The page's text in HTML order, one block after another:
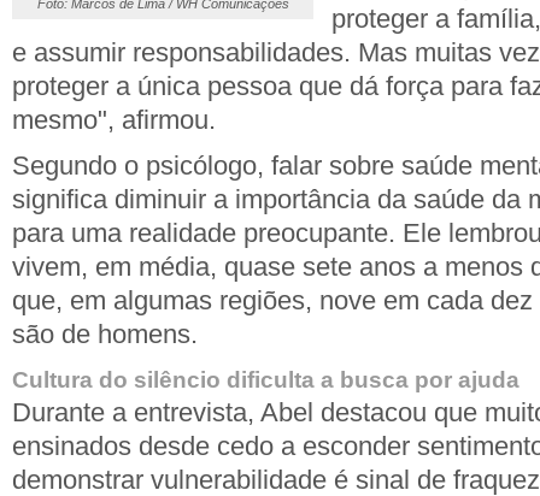
Foto: Marcos de Lima / WH Comunicações
proteger a
e assumir responsabilidades. Mas muitas
proteger a única pessoa que dá força para
mesmo", afirmou.
Segundo o psicólogo, falar sobre saúde
significa diminuir a importância da saúde da
para uma realidade preocupante. Ele
vivem, em média, quase sete anos a menos
que, em algumas regiões, nove em cada
são de homens.
Cultura do silêncio dificulta a busca por ajuda
Durante a entrevista, Abel destacou que
ensinados desde cedo a esconder
demonstrar vulnerabilidade é sinal de